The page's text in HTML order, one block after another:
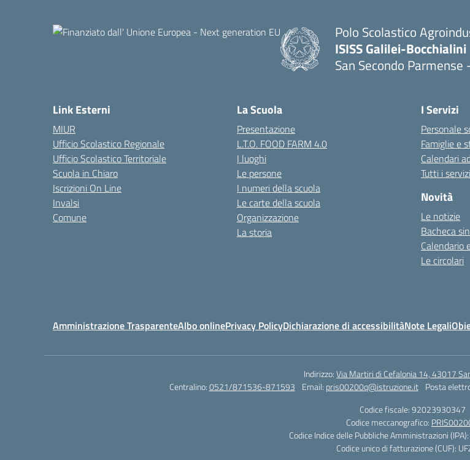
Polo Scolastico
ISISS Galilei-Bocchialini
San Secondo Parmense
Link Esterni
MIUR
Ufficio Scolastico Regionale
Ufficio Scolastico Territoriale
Scuola in Chiaro
Iscrizioni On Line
Invalsi
Comune
La Scuola
Presentazione
L.T.O. FOOD FARM 4.0
I luoghi
Le persone
I numeri della scuola
Le carte della scuola
Organizzazione
La storia
I Servizi
Personale
Famiglie e
Calendari
Tutti i servizi
Novità
Le notizie
Bacheca
Calendario
Le circolari
Amministrazione TrasparenteAlbo onlinePrivacy PolicyDichiarazione di accessibilitàNote Legali
Indirizzo:Via Martiri di Cefalonia 14, 43017
Centralino:0521/871536-871593 Email: pris00200q@istruzione.it Posta
Codice fiscale: 92023930347
Codice meccanografico:
Codice Indice delle Pubbliche Amministrazioni
Codice unico di fatturazione (CUF):